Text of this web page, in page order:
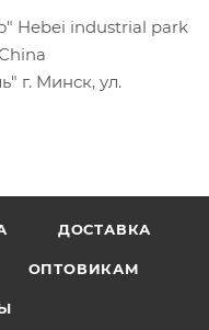
Hebei industrial park
г. Минск, ул.
ДОСТАВКА
ОПТОВИКАМ